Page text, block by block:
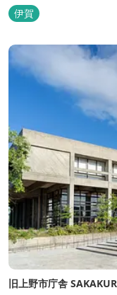
忍者の内装が施された
トペーパーに至るまで
われています。 伊賀
分の位置にあるこのホテ
伊賀
旧上野市庁舎